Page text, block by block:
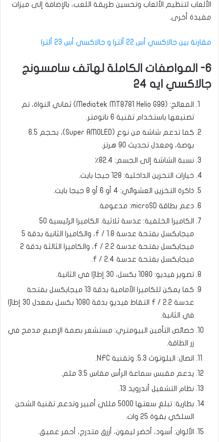
الألعاب لتنظيم الألعاب وتحسين طريقة اللعب، بالإضافة إلى ميزات
مفيدة أخرى.
مقارنة بين جالاكسي أس 22 ألترا و جالاكسي أس 23 ألترا
6- المواصفات الكاملة لهاتف سامسونج
جالاكسي ايه 24
المعالج: (Mediatek MT8781 Helio G99) ثماني النواة، تم
تصنيعها باستخدام تقنية 6 نانومتر.
كما تدعم شاشة من نوع (Super AMOLED)، بحجم 6.5
بوصة، ومعدل تحديث 90 هرتز.
نسبة الشاشة إلى الجسم: 82.4٪
خيارات التخزين الداخلية: 128 جيجا بايت.
ذاكرة التخزين العشوائي: 4 أو 6 أو 8 جيجا بايت.
دعم بطاقة microSD: مدعومة.
الكاميرا الخلفية: عدسة ثلاثية. الكاميرا الرئيسية 50
ميجابكسل بفتحة عدسة f / 1.8، والكاميرا الثانية بدقة 5
ميجابكسل بفتحة عدسة f / 2.2، والكاميرا الثالثة بدقة 2
ميجابكسل بفتحة عدسة f / 2.4.
تصوير فيديو: 1080 بكسل، 30 إطارًا في الثانية.
كما يمكن للكاميرا الأمامية بدقة 13 ميجابكسل بفتحة
عدسة f / 2.2 التقاط فيديو بدقة 1080 بكسل بمعدل 30 إطارًا
في الثانية.
خصائص التأمين البيومتري: مستشعر بصمة الإصبع مدمج في
زر الطاقة.
اتصال: البلوتوث 5.3. وتقنية NFC.
يدعم مقبس سماعة الرأس مقاس 3.5 ملم.
نظام التشغيل أندرويد 13.
بطارية: تبلغ سعتها 5000 مللي أمبير وتدعم تقنية الشحن
السلكي بقوة 25 وات.
الألوان: أسود، أخضر ليمون، أزرق متدرج، أحمر عميق.